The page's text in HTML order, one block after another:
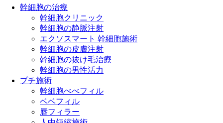
Menu
幹細胞の治療
幹細胞クリニック
幹細胞の静脈注射
エクソスマート 幹細胞施術
幹細胞の皮膚注射
幹細胞の抜け毛治療
幹細胞の男性活力
プチ施術
幹細胞べべフィル
ベベフィル
唇フィラー